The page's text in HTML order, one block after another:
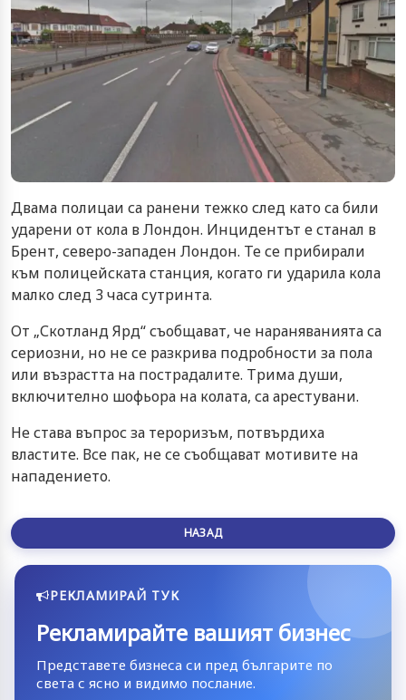
Двама полицаи са ранени тежко след като са били
ударени от кола в Лондон. Инцидентът е станал в
Брент, северо-западен Лондон. Те се прибирали
към полицейската станция, когато ги ударила кола
малко след 3 часа сутринта.
От „Скотланд Ярд“ съобщават, че нараняванията са
сериозни, но не се разкрива подробности за пола
или възрастта на пострадалите. Трима души,
включително шофьора на колата, са арестувани.
Не става въпрос за тероризъм, потвърдиха
властите. Все пак, не се съобщават мотивите на
нападението.
НАЗАД
РЕКЛАМИРАЙ ТУК
Рекламирайте вашият бизнес
Представете бизнеса си пред българите по
света с ясно и видимо послание.